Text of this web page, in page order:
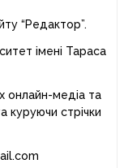
“Редактор”.
імені Тараса
онлайн-медіа та
куруючи стрічки